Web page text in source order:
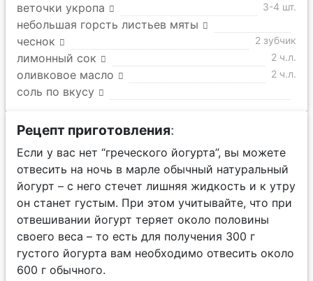
веточки укропа 3-4 шт.
небольшая горсть листьев мяты
чеснок
2 зубчик
лимонный сок 2 ч.л.
оливковое масло 2 ч.л.
соль по вкусу
Рецепт приготовления:
Если у вас нет “греческого йогурта”, вы можете
отвесить на ночь в марле обычный натуральный
йогурт – с него стечет лишняя жидкость и к утру
он станет густым. При этом учитывайте, что при
отвешивании йогурт теряет около половины
своего веса – то есть для получения 300 г
густого йогурта вам необходимо отвесить около
600 г обычного.